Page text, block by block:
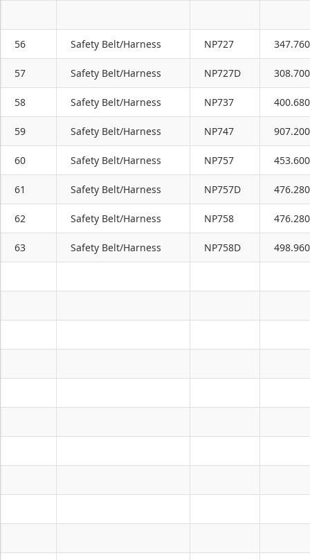
56 Safety Belt/Harness NP727 347.760
57 Safety Belt/Harness NP727D 308.700
58 Safety Belt/Harness NP737 400.680
59 Safety Belt/Harness NP747 907.200
60 Safety Belt/Harness NP757 453.600
61 Safety Belt/Harness NP757D 476.280
62 Safety Belt/Harness NP758 476.280
63 Safety Belt/Harness NP758D 498.960